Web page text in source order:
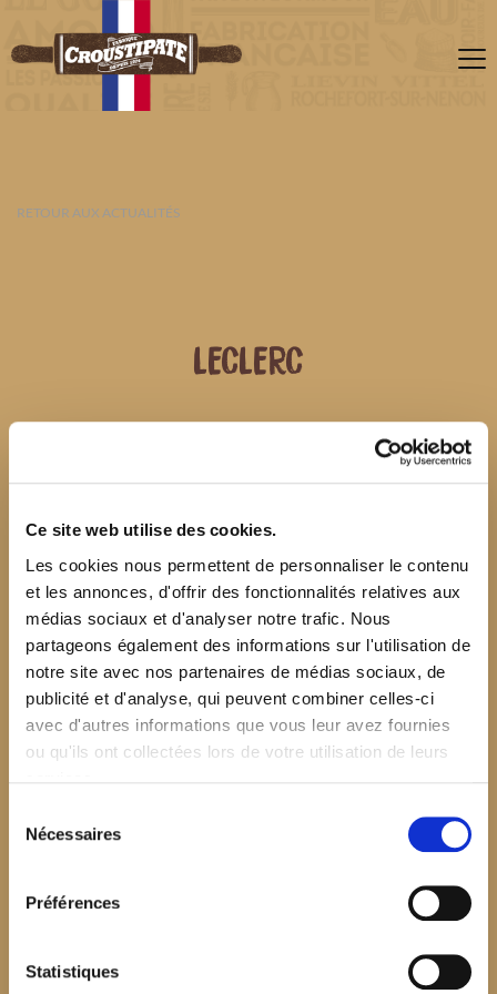
Ce site web utilise des cookies.
Les cookies nous permettent de personnaliser le contenu
et les annonces, d'offrir des fonctionnalités relatives aux
médias sociaux et d'analyser notre trafic. Nous
partageons également des informations sur l'utilisation de
notre site avec nos partenaires de médias sociaux, de
publicité et d'analyse, qui peuvent combiner celles-ci
avec d'autres informations que vous leur avez fournies
ou qu'ils ont collectées lors de votre utilisation de leurs
Nécessaires
Préférences
Statistiques
RETOUR AUX ACTUALITÉS
LECLERC